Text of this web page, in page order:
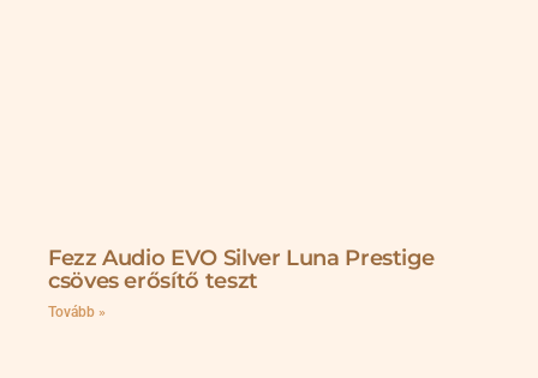
Fezz Audio EVO Silver Luna Prestige
csöves erősítő teszt
Tovább »